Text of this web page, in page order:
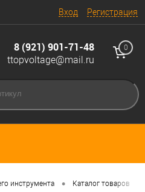
Вход Регистрация
8 (921) 901-71-48
ttopvoltage@mail.ru
0
инструмента • Каталог товаров